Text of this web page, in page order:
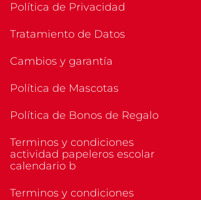
Política de Privacidad
Tratamiento de Datos
Cambios y garantía
Política de Mascotas
Política de Bonos de Regalo
Terminos y condiciones
actividad papeleros escolar
calendario b
Terminos y condiciones